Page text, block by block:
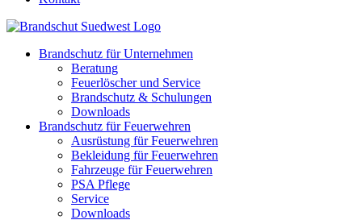
Brandschutz für Unternehmen
Beratung
Feuerlöscher und Service
Brandschutz & Schulungen
Downloads
Brandschutz für Feuerwehren
Ausrüstung für Feuerwehren
Bekleidung für Feuerwehren
Fahrzeuge für Feuerwehren
PSA Pflege
Service
Downloads